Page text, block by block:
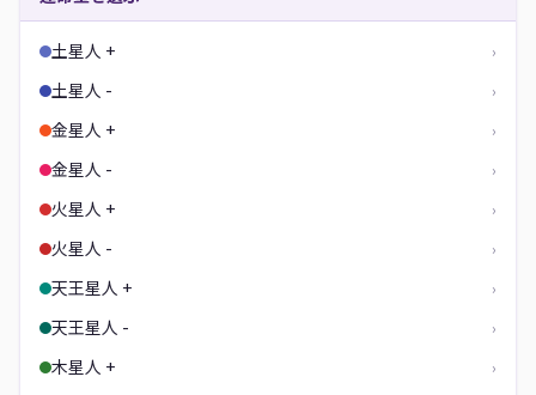
土星人 + ›
土星人 - ›
金星人 + ›
金星人 - ›
火星人 + ›
火星人 - ›
天王星人 + ›
天王星人 - ›
木星人 + ›